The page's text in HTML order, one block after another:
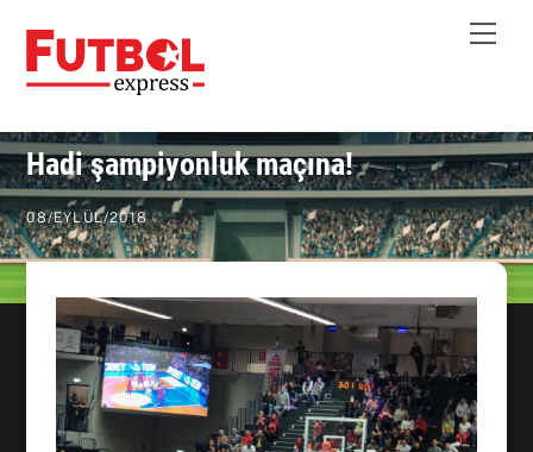
content
Hadi şampiyonluk maçına!
08/EYLÜL/2018